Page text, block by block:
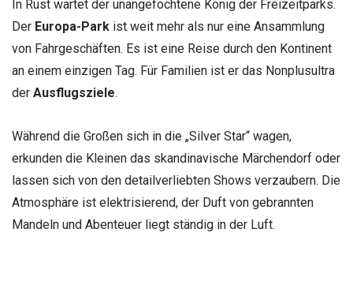
In Rust wartet der unangefochtene König der Freizeitparks.
Der Europa-Park ist weit mehr als nur eine Ansammlung
von Fahrgeschäften. Es ist eine Reise durch den Kontinent
an einem einzigen Tag. Für Familien ist er das Nonplusultra
der Ausflugsziele.
Während die Großen sich in die „Silver Star“ wagen,
erkunden die Kleinen das skandinavische Märchendorf oder
lassen sich von den detailverliebten Shows verzaubern. Die
Atmosphäre ist elektrisierend, der Duft von gebrannten
Mandeln und Abenteuer liegt ständig in der Luft.